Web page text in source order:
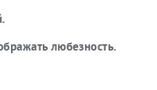
любезность.